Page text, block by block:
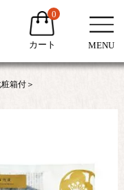
0
カート MENU
箱付＞